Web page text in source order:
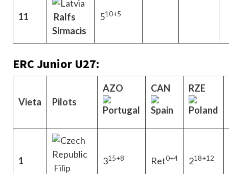
11
Ralfs
Sirmacis
510+5
ERC Junior U27:
Vieta Pilots
AZO CAN RZE
1
Filip
315+8 Ret0+4 218+12